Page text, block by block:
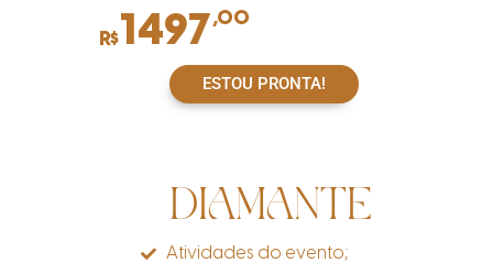
R$1497,00
ESTOU PRONTA!
DIAMANTE
Atividades do evento;